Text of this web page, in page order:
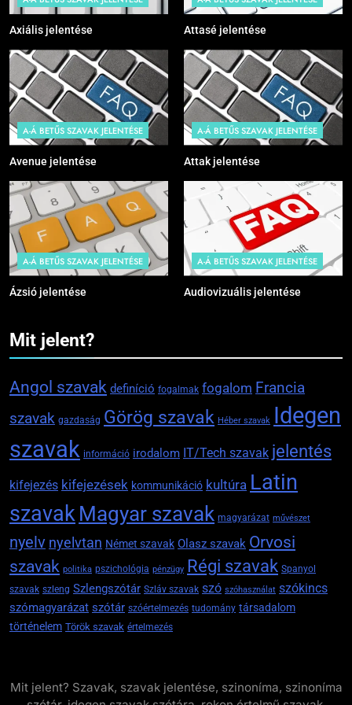
Axiális jelentése Attasé jelentése
A-Á BETŰS SZAVAK JELENTÉSE
Avenue jelentése
A-Á BETŰS SZAVAK JELENTÉSE
Attak jelentése
A-Á BETŰS SZAVAK JELENTÉSE
Ázsió jelentése
A-Á BETŰS SZAVAK JELENTÉSE
Audiovizuális jelentése
Mit jelent?
Angol szavak definíció fogalmak fogalom Francia
szavak gazdaság Görög szavak Héber szavak Idegen
szavak információ irodalom IT/Tech szavak jelentés
kifejezés kifejezések kommunikáció kultúra Latin
szavak Magyar szavak magyarázat művészet
nyelv nyelvtan Német szavak Olasz szavak Orvosi
szavak politika pszichológia pénzügy Régi szavak Spanyol
szavak szleng Szlengszótár Szláv szavak szó szóhasználat szókincs
szómagyarázat szótár szóértelmezés tudomány társadalom
történelem Török szavak értelmezés
Mit jelent? Szavak, szavak jelentése, szinoníma, szinoníma